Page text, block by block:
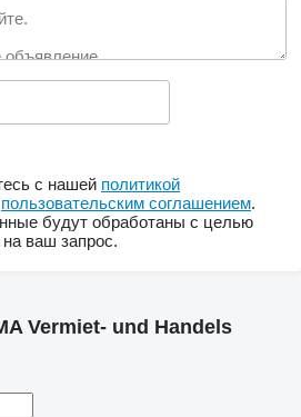
с нашей политикой
пользовательским соглашением.
будут обработаны с целью
на ваш запрос.
Vermiet- und Handels